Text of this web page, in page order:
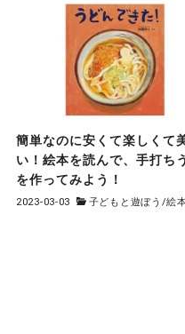
簡単なのに安くて楽しくて
い！絵本を読んで、手打ち
を作ってみよう！
2023-03-03 子どもと遊ぼう /絵